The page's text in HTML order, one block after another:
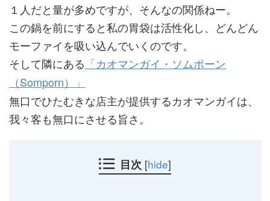
１人だと量が多めですが、そんなの関係ねー。
この鍋を前にすると私の胃袋は活性化し、どんどん
モーファイを吸い込んでいくのです。
そして隣にある 「カオマンガイ・ソムポーン
（Somporn）」
無口でひたむきな店主が提供するカオマンガイは、
我々客も無口にさせる旨さ。
目次 [hide]